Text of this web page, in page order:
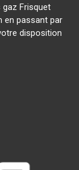
Frisquet
en passant par
disposition